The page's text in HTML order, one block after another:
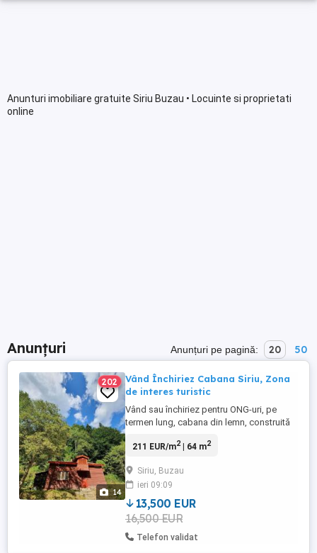
Anunturi imobiliare gratuite Siriu Buzau • Locuinte si proprietati
online
Anunțuri Anunțuri pe pagină: 20 50
14
202
Vând Închiriez Cabana Siriu, Zona
de interes turistic
Vând sau închiriez pentru ONG-uri, pe
termen lung, cabana din lemn, construită
bucătărie, soba, uși și ferestre protejate,
apropiere, ideala pentru îndrăgostiții de
natura nepoluata și salbaticie, vânători.
Zona ...
211 EUR/m2| 64 m2
Siriu, Buzau
ieri 09:09
13,500 EUR
16,500 EUR
Telefon validat